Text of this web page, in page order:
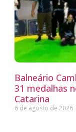
Balneário
31 medalhas
Catarina
6 de agosto de 2026